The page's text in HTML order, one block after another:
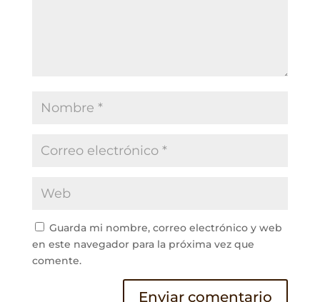
Guarda mi nombre, correo electrónico y web
en este navegador para la próxima vez que
comente.